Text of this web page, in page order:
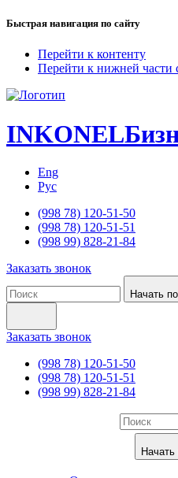
Быстрая навигация по сайту
Перейти к контенту
Перейти к нижней части
INKONEL
Eng
Рус
(998 78) 120-51-50
(998 78) 120-51-51
(998 99) 828-21-84
Заказать звонок
Начать
Заказать звонок
(998 78) 120-51-50
(998 78) 120-51-51
(998 99) 828-21-84
Начать